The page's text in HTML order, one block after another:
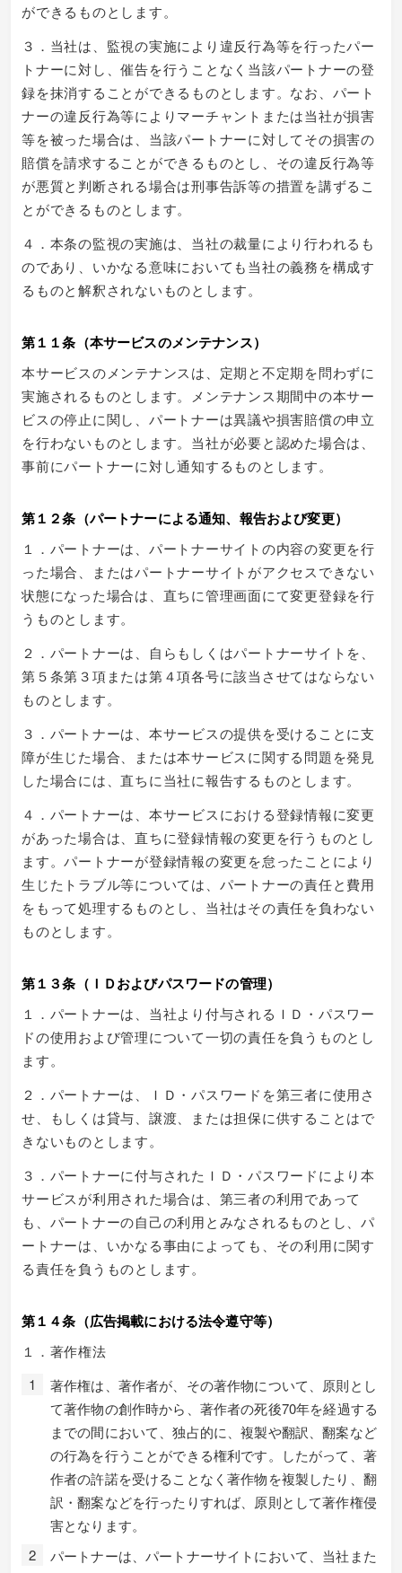
ができるものとします。
３．当社は、監視の実施により違反行為等を行ったパー
トナーに対し、催告を行うことなく当該パートナーの登
録を抹消することができるものとします。なお、パート
ナーの違反行為等によりマーチャントまたは当社が損害
等を被った場合は、当該パートナーに対してその損害の
賠償を請求することができるものとし、その違反行為等
が悪質と判断される場合は刑事告訴等の措置を講ずるこ
とができるものとします。
４．本条の監視の実施は、当社の裁量により行われるも
のであり、いかなる意味においても当社の義務を構成す
るものと解釈されないものとします。
第１１条（本サービスのメンテナンス）
本サービスのメンテナンスは、定期と不定期を問わずに
実施されるものとします。メンテナンス期間中の本サー
ビスの停止に関し、パートナーは異議や損害賠償の申立
を行わないものとします。当社が必要と認めた場合は、
事前にパートナーに対し通知するものとします。
第１２条（パートナーによる通知、報告および変更）
１．パートナーは、パートナーサイトの内容の変更を行
った場合、またはパートナーサイトがアクセスできない
状態になった場合は、直ちに管理画面にて変更登録を行
うものとします。
２．パートナーは、自らもしくはパートナーサイトを、
第５条第３項または第４項各号に該当させてはならない
ものとします。
３．パートナーは、本サービスの提供を受けることに支
障が生じた場合、または本サービスに関する問題を発見
した場合には、直ちに当社に報告するものとします。
４．パートナーは、本サービスにおける登録情報に変更
があった場合は、直ちに登録情報の変更を行うものとし
ます。パートナーが登録情報の変更を怠ったことにより
生じたトラブル等については、パートナーの責任と費用
をもって処理するものとし、当社はその責任を負わない
ものとします。
第１３条（ＩＤおよびパスワードの管理）
１．パートナーは、当社より付与されるＩＤ・パスワー
ドの使用および管理について一切の責任を負うものとし
ます。
２．パートナーは、ＩＤ・パスワードを第三者に使用さ
せ、もしくは貸与、譲渡、または担保に供することはで
きないものとします。
３．パートナーに付与されたＩＤ・パスワードにより本
サービスが利用された場合は、第三者の利用であって
も、パートナーの自己の利用とみなされるものとし、パ
ートナーは、いかなる事由によっても、その利用に関す
る責任を負うものとします。
第１４条（広告掲載における法令遵守等）
１．著作権法
著作権は、著作者が、その著作物について、原則とし
て著作物の創作時から、著作者の死後70年を経過する
までの間において、独占的に、複製や翻訳、翻案など
の行為を行うことができる権利です。したがって、著
作者の許諾を受けることなく著作物を複製したり、翻
訳・翻案などを行ったりすれば、原則として著作権侵
害となります。
パートナーは、パートナーサイトにおいて、当社また